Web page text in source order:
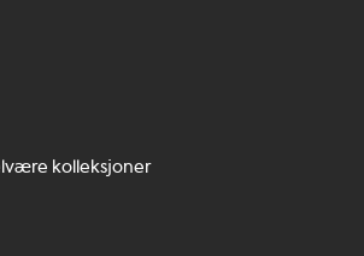
kolleksjoner